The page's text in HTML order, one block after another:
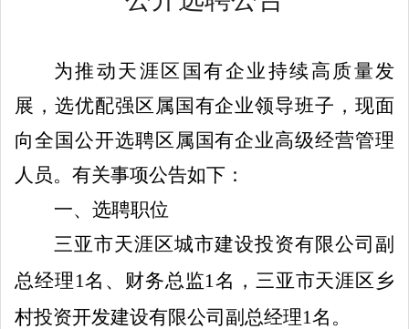
为推动天涯区 国有企业持续高质量发
展，选优配强区 属国有企业领导班子，现面
向全国公开选聘区 属国有企业高级经营管理
人员。有关事项公告如下：
一、选聘职位
三亚市天涯区城市建设投资有限公司副
总经理 1名、财务总监1 名，三亚市天涯区乡
村投资开发建设有限公司副总经理1名。